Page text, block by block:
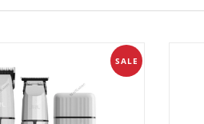
SALE